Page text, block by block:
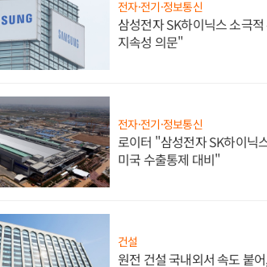
전자·전기·정보통신
삼성전자 SK하이닉스 소극
지속성 의문"
전자·전기·정보통신
로이터 "삼성전자 SK하이닉
미국 수출통제 대비"
건설
원전 건설 국내외서 속도 붙